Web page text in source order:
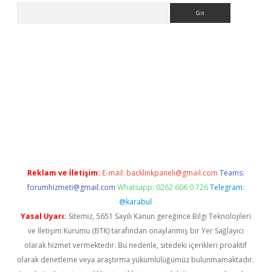
Reklam ve İletişim: E-mail: backlinkpaneli@gmail.com Teams:
forumhizmeti@gmail.com Whatsapp: 0262 606 0 726 Telegram:
@karabul
Yasal Uyarı: Sitemiz, 5651 Sayılı Kanun gereğince Bilgi Teknolojileri
ve İletişim Kurumu (BTK) tarafından onaylanmış bir Yer Sağlayıcı
olarak hizmet vermektedir. Bu nedenle, sitedeki içerikleri proaktif
olarak denetleme veya araştırma yükümlülüğümüz bulunmamaktadır.